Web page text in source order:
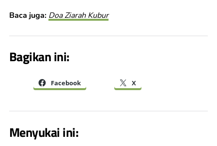
Baca juga: Doa Ziarah Kubur
Bagikan ini:
Facebook X
Menyukai ini: